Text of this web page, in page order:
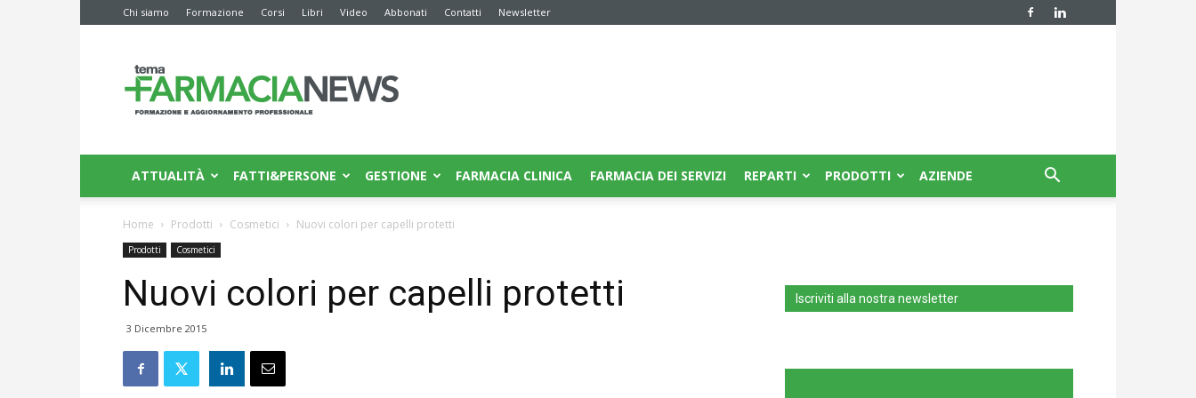
Chi siamo Formazione Corsi Libri Video Abbonati Contatti Newsletter
News
ATTUALITÀ FATTI&PERSONE GESTIONE FARMACIA CLINICA FARMACIA DEI SERVIZI REPARTI PRODOTTI AZIENDE
Home Prodotti Cosmetici Nuovi colori per capelli protetti
Prodotti Cosmetici
Nuovi colori per capelli protetti
3 Dicembre 2015
Iscriviti alla nostra newsletter